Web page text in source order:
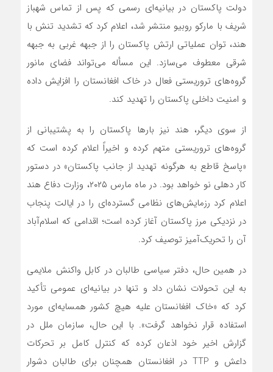
دولت پاکستان در بیانیه‌ای رسمی که پس از تماس شهباز
شریف با مارکو روبیو منتشر شد، اعلام کرد که تشدید تنش با
هند، توان عملیاتی ارتش پاکستان را از جبهه غربی به جبهه
شرقی معطوف می‌سازد. این مسأله می‌تواند فضای مانور
گروه‌های تروریستی فعال در خاک افغانستان را افزایش داده
و امنیت داخلی پاکستان را تهدید کند.
از سوی دیگر، هند نیز بارها پاکستان را به پشتیبانی از
گروه‌های تروریستی متهم کرده و اخیراً اعلام کرده است که
«پاسخ قاطع به هرگونه تهدید از جانب پاکستان» در دستور
کار دهلی نو خواهد بود. در ماه مارس ۲۰۲۵، وزارت دفاع هند
اعلام کرد رزمایش‌های نظامی گسترده‌ای را در ایالت پنجاب
در نزدیکی مرز پاکستان آغاز کرده است؛ اقدامی که اسلام‌آباد
آن را تحریک‌آمیز توصیف کرد.
در همین حال، دفتر سیاسی طالبان در کابل واکنش ملایمی
به این تحولات نشان داد و تنها در بیانیه‌ای عمومی تأکید
کرد که «خاک افغانستان علیه هیچ کشور همسایه‌ای مورد
استفاده قرار نخواهد گرفت». با این حال، سازمان ملل در
گزارش اخیر خود اذعان کرده که کنترل کامل بر تحرکات
داعش و TTP در افغانستان همچنان برای طالبان دشوار